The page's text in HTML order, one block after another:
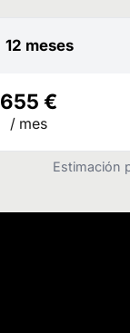
12 meses
655 €
/ mes
Estimación